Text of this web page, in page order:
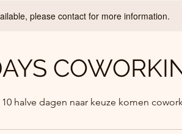
please contact for more information.
halve dagen naar keuze komen